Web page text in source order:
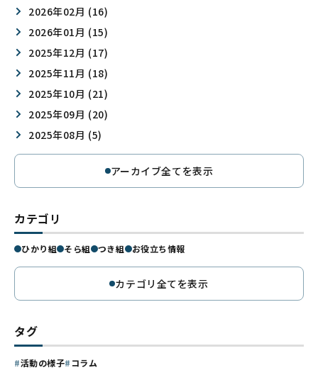
2026年02月 (16)
2026年01月 (15)
2025年12月 (17)
2025年11月 (18)
2025年10月 (21)
2025年09月 (20)
2025年08月 (5)
アーカイブ全てを表示
カテゴリ
ひかり組 そら組 つき組 お役立ち情報
カテゴリ全てを表示
タグ
活動の様子 コラム